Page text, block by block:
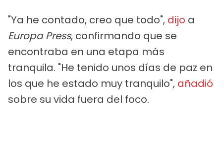
"Ya he contado, creo que todo", dijo a
Europa Press, confirmando que se
encontraba en una etapa más
tranquila. "He tenido unos días de paz en
los que he estado muy tranquilo", añadió
sobre su vida fuera del foco.